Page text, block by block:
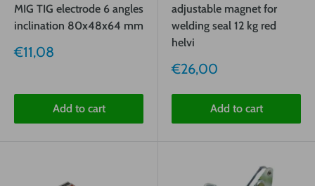
MIG TIG electrode 6 angles
inclination 80x48x64 mm
Sale
€11,08
Add to cart
adjustable magnet for
welding seal 12 kg red
helvi
Sale
€26,00
Add to cart